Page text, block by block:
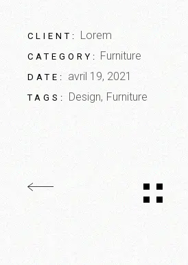
CLIENT: Lorem
CATEGORY: Furniture
DATE: avril 19, 2021
TAGS: Design Furniture